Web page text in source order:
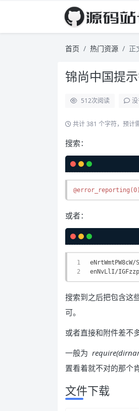
首页 热门资源 正
锦尚中国提
512次阅读
共计 381 个字符，预计
搜索：
@error_reporting(0)
或者：
enNvLlI/
搜索到之后把包含这
可。
或者直接和附件差不
一般为
置看着就不对的那个
文件下载